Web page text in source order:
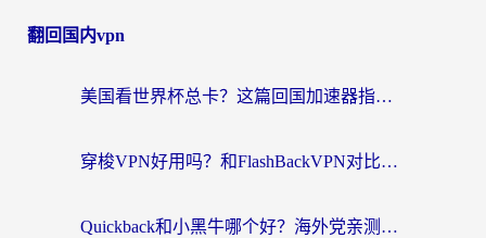
翻回国内vpn
美国看世界杯总卡？这篇回国加速器指南帮你无缝刷国内资源（附苹果手机VPN设置步骤）
穿梭VPN好用吗？和FlashBackVPN对比哪个回国效果更好？
Quickback和小黑牛哪个好？海外党亲测指南，选对回国加速器秒回国内